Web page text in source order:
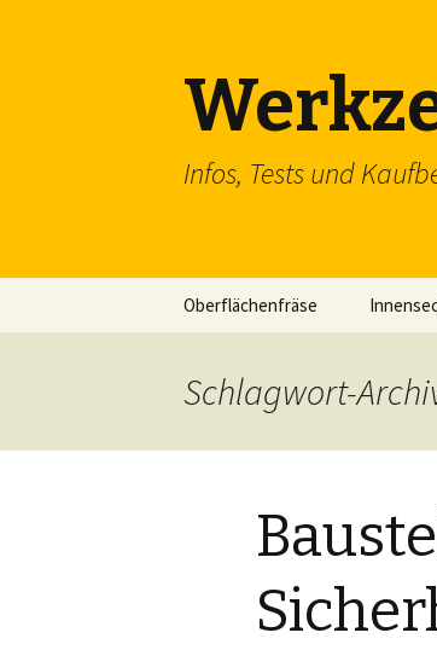
Infos, Tests und
Oberflächenfräse
Schlagwort-